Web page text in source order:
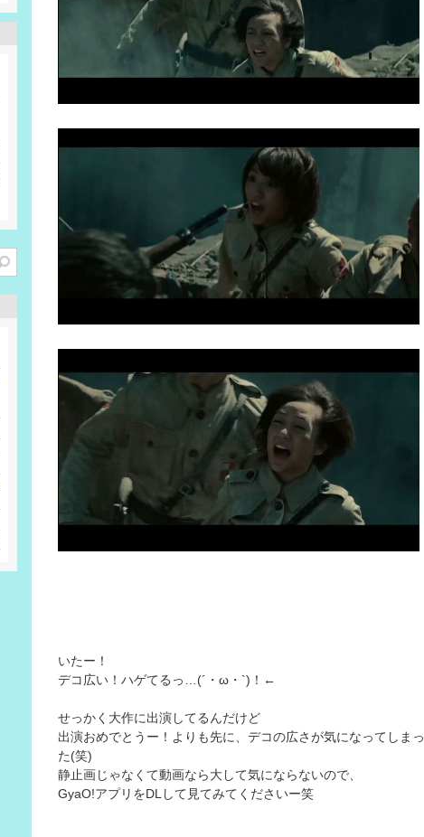
いたー！
デコ広い！ハゲてるっ…(´・ω・`)！←
せっかく大作に出演してるんだけど
出演おめでとうー！よりも先に、デコの広さが気になってしまっ
た(笑)
静止画じゃなくて動画なら大して気にならないので、
GyaO!アプリをDLして見てみてくださいー笑